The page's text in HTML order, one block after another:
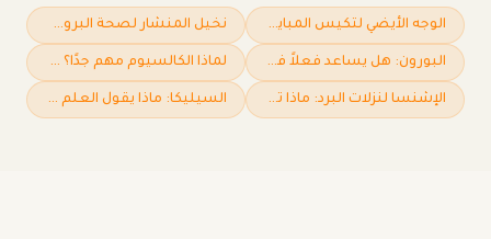
الوجه الأيضي لتكيس المبايض: المسمى العلمي الجديد والخطة الغذائية المتكاملة لضبط الهرمونات نخيل المنشار لصحة البروستاتا وتساقط الشعر: ماذا تقول الأدلة؟
البورون: هل يساعد فعلاً في آلام المفاصل ورفع التستوستيرون؟ لماذا الكالسيوم مهم جدًا؟ وكيف تعرف أنك تحصل على كفايتك منه
الإشنسا لنزلات البرد: ماذا تقول الأدلة العلمية فعلاً؟ السيليكا: ماذا يقول العلم فعلاً عن فوائدها للشعر والبشرة والأظافر؟